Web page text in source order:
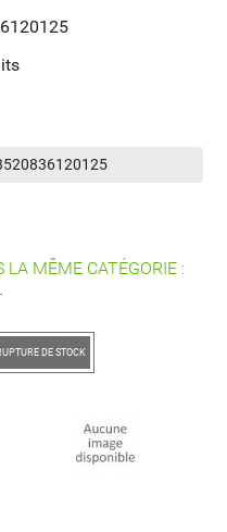
LA MÊME CATÉGORIE :